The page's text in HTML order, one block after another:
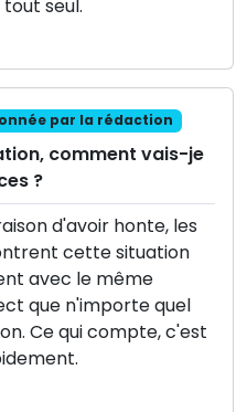
seul.
par la rédaction
comment vais-je
?
d'avoir honte, les
cette situation
avec le même
que n'importe quel
Ce qui compte, c'est